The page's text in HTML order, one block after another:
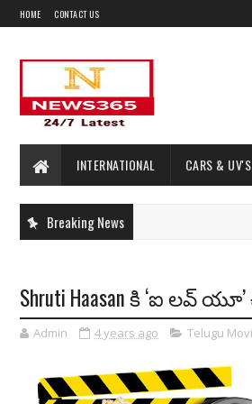
HOME CONTACT US
INTERNATIONAL CARS & UV'S
Breaking News
Shruti Haasan కి ‘ఐ లవ్
Admin 4 years ago Telugu